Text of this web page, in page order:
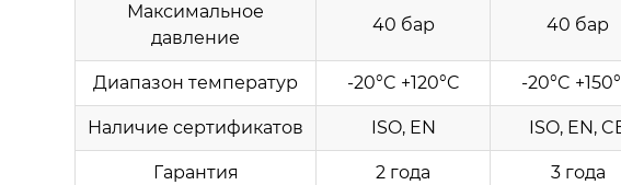
Максимальное
давление
40 бар 40 бар
Диапазон температур -20°C +120°C -20°C
Наличие сертификатов ISO, EN ISO, EN,
Гарантия 2 года 3 года